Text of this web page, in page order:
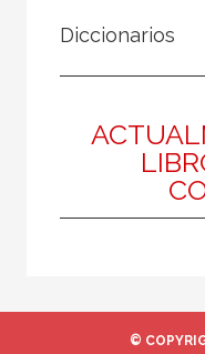
Ciencias humanas y
Música
Historia de la música
Diccionarios
©